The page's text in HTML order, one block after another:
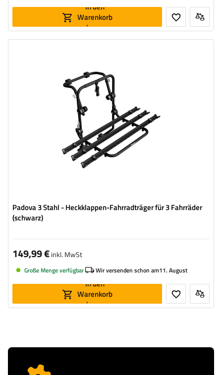
In den
Warenkorb
legen
Padova 3 Stahl - Heckklappen-Fahrradträger für 3 Fahrräder
(schwarz)
universelles Montagesystem
kompatibel mit allen Karosseriearten
149,99 €inkl. MwSt
Große Menge verfügbar Wir versenden schon am11. August
In den
Warenkorb
legen